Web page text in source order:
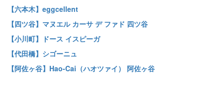
【六本木】eggcellent
【四ツ谷】マヌエル カーサ デ ファド 四ツ谷
【小川町】ドース イスピーガ
【代田橋】シゴーニュ
【阿佐ヶ谷】Hao-Cai（ハオツァイ） 阿佐ヶ谷